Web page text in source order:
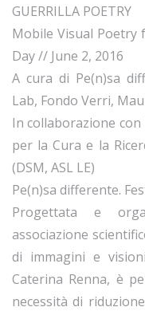
GUERRILLA POETRY
Mobile Visual Poetry
Day // June 2, 2016
A cura di Pe(n)sa
Lab, Fondo Verri,
In collaborazione
per la Cura e la
(DSM, ASL LE)
Pe(n)sa differente.
Progettata e
associazione
di immagini e
Caterina Renna, è
necessità di